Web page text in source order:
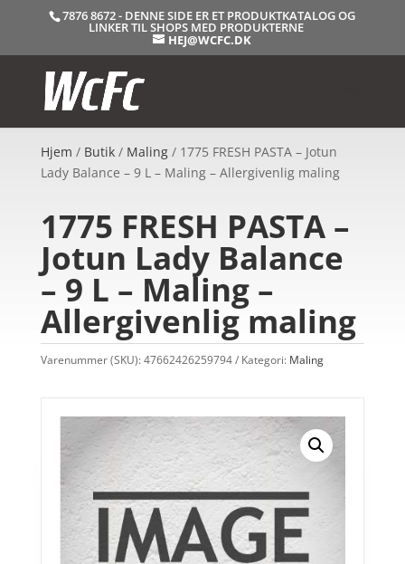
7876 8672 - DENNE SIDE ER ET PRODUKTKATALOG OG
LINKER TIL SHOPS MED PRODUKTERNE
HEJ@WCFC.DK
Hjem / Butik/ Maling/ 1775 FRESH PASTA – Jotun
Lady Balance – 9 L – Maling – Allergivenlig maling
1775 FRESH PASTA –
Jotun Lady Balance
– 9 L – Maling –
Allergivenlig maling
Varenummer (SKU):47662426259794 Kategori: Maling